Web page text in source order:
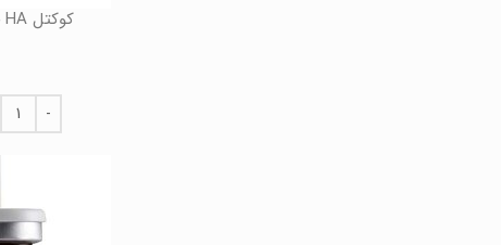
کوکتل HA حجم 10 میل فیوژن Fusion